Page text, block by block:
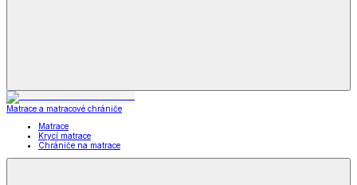
Matrace a matracové chrániče
Matrace
Krycí matrace
Chrániče na matrace